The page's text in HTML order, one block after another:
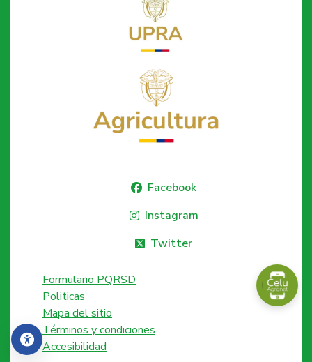
Accesibilidad
Facebook
Instagram
Twitter
Formulario PQRSD
Politicas
Mapa del sitio
Términos y condiciones
Accesibilidad